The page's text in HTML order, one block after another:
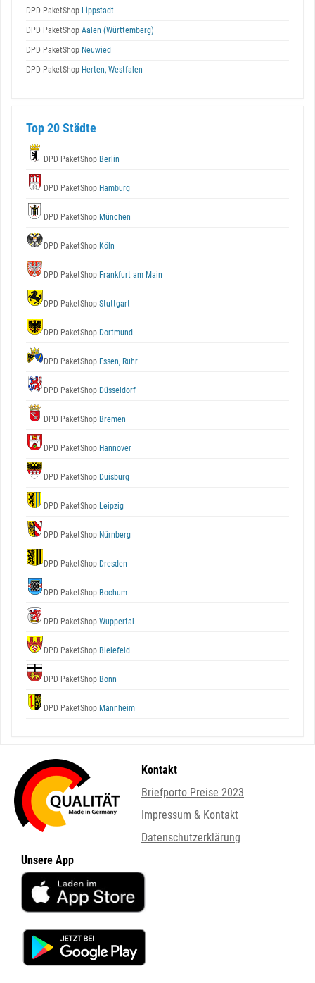
DPD PaketShop Lippstadt
DPD PaketShop Aalen (Württemberg)
DPD PaketShop Neuwied
DPD PaketShop Herten, Westfalen
Top 20 Städte
DPD PaketShop Berlin
DPD PaketShop Hamburg
DPD PaketShop München
DPD PaketShop Köln
DPD PaketShop Frankfurt am Main
DPD PaketShop Stuttgart
DPD PaketShop Dortmund
DPD PaketShop Essen, Ruhr
DPD PaketShop Düsseldorf
DPD PaketShop Bremen
DPD PaketShop Hannover
DPD PaketShop Duisburg
DPD PaketShop Leipzig
DPD PaketShop Nürnberg
DPD PaketShop Dresden
DPD PaketShop Bochum
DPD PaketShop Wuppertal
DPD PaketShop Bielefeld
DPD PaketShop Bonn
DPD PaketShop Mannheim
Kontakt
Briefporto Preise 2023
Impressum & Kontakt
Datenschutzerklärung
Unsere App